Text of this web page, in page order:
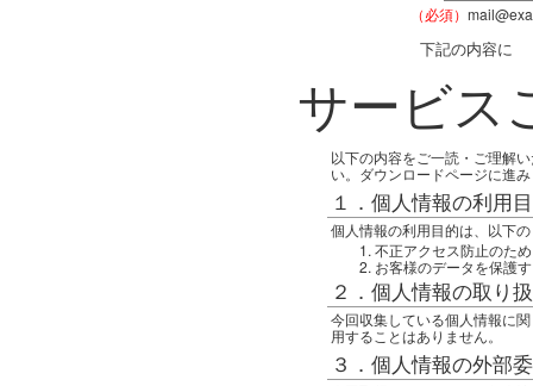
（必須）
下記の内容に
サービス
以下の内容をご一読・ご理解
い。ダウンロードページに進
１．個人情報の利用
個人情報の利用目的は、以下
不正アクセス防止のため
お客様のデータを保護
２．個人情報の取り
今回収集している個人情報に
用することはありません。
３．個人情報の外部